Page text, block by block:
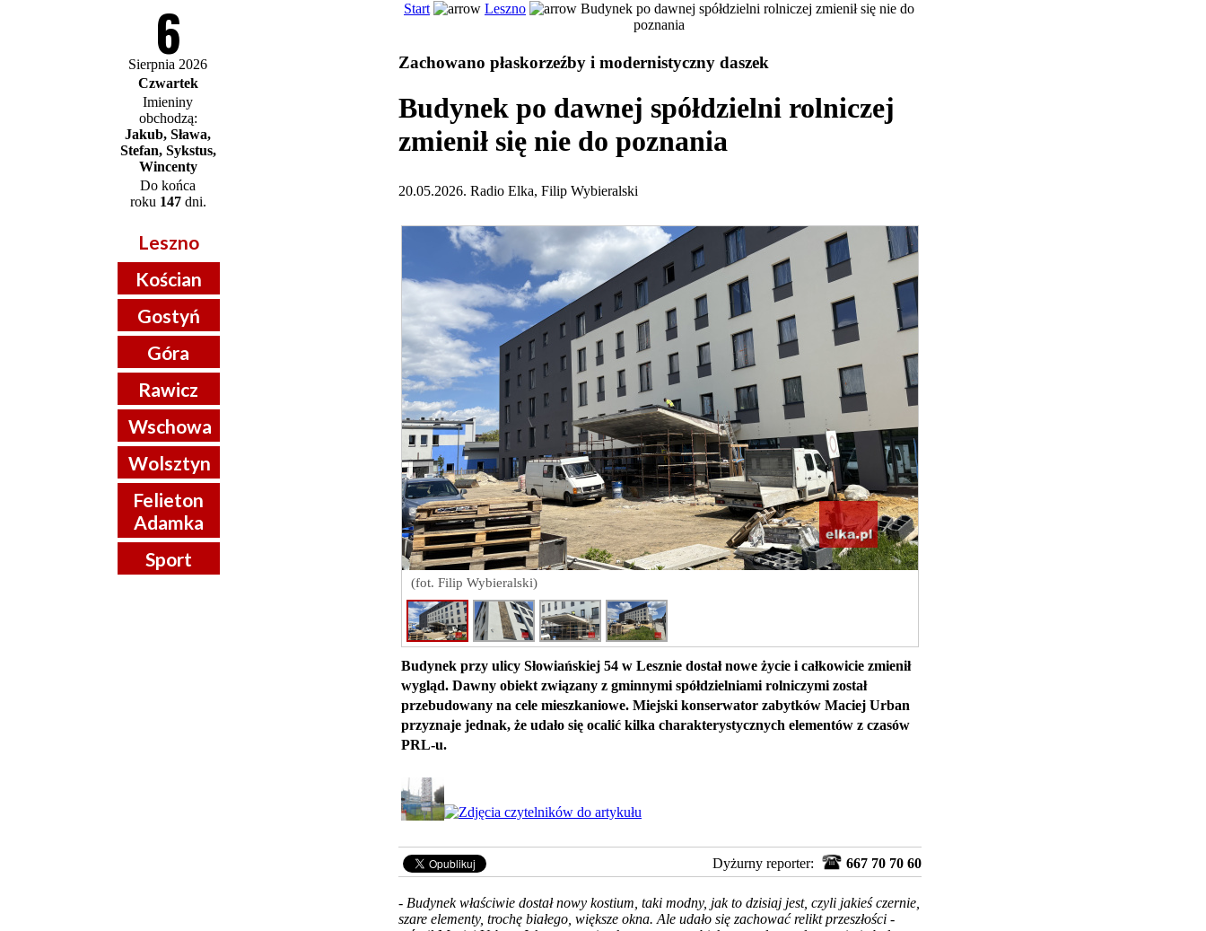
6
Sierpnia 2026
Czwartek
Imieniny
obchodzą:
Jakub, Sława,
Stefan, Sykstus,
Wincenty
Do końca
roku 147dni.
Leszno
Kościan
Gostyń
Góra
Rawicz
Wschowa
Wolsztyn
Felieton
Adamka
Sport
Start Leszno
Budynek po dawnej spółdzielni rolniczej zmienił się nie do
poznania
Zachowano płaskorzeźby i modernistyczny daszek
Budynek po dawnej spółdzielni rolniczej
zmienił się nie do poznania
20.05.2026. Radio Elka, Filip Wybieralski
(fot. Filip Wybieralski)
Budynek przy ulicy Słowiańskiej 54 w Lesznie dostał nowe życie i całkowicie zmienił
wygląd. Dawny obiekt związany z gminnymi spółdzielniami rolniczymi został
przebudowany na cele mieszkaniowe. Miejski konserwator zabytków Maciej Urban
przyznaje jednak, że udało się ocalić kilka charakterystycznych elementów z czasów
PRL-u.
Dyżurny reporter: 667 70 70 60
- Budynek właściwie dostał nowy kostium, taki modny, jak to dzisiaj jest, czyli jakieś czernie,
szare elementy, trochę białego, większe okna. Ale udało się zachować relikt przeszłości -